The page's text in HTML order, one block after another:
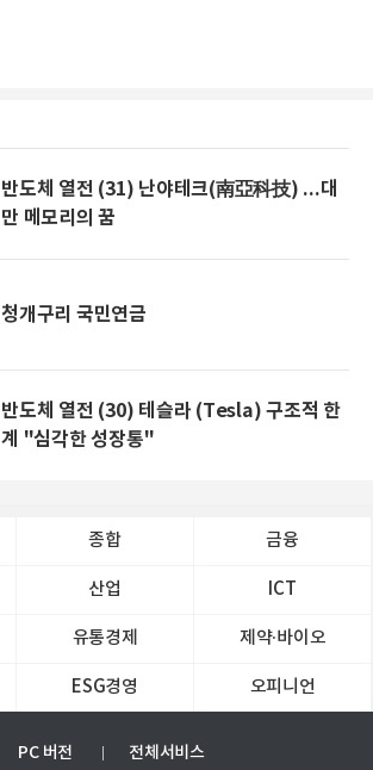
반도체 열전 (31) 난야테크(南亞科技) ...대
만 메모리의 꿈
청개구리 국민연금
반도체 열전 (30) 테슬라 (Tesla) 구조적 한
계 "심각한 성장통"
종합 금융
산업 ICT
유통경제 제약∙바이오
ESG경영 오피니언
PC 버전 전체서비스